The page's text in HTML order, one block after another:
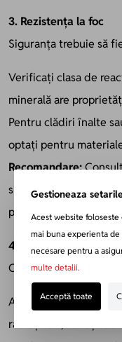
3. Rezistența la foc
Siguranța trebuie să
Verificați clasa de
minerală are
Pentru clădiri înalte
optați pentru
Recomandare:
siguranța la incendiu.
pentru anumite tipuri
4. Durabilitatea și
O izolație bună ar
Alegeți materiale
radiații UV, variații de
Gestioneaza
Acest website
mai buna experienta de
necesare pentru a
multe detalii.
Acceptă toate